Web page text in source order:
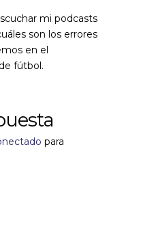
mi podcasts
son los errores
en el
fútbol.
para